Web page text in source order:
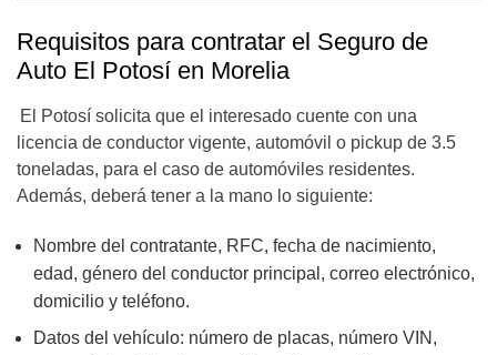
Requisitos para contratar el Seguro de
Auto El Potosí en Morelia
El Potosí solicita que el interesado cuente con una
licencia de conductor vigente, automóvil o pickup de 3.5
toneladas, para el caso de automóviles residentes.
Además, deberá tener a la mano lo siguiente:
Nombre del contratante, RFC, fecha de nacimiento,
edad, género del conductor principal, correo electrónico,
domicilio y teléfono.
Datos del vehículo: número de placas, número VIN,